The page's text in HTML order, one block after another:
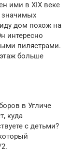
ими в XIX веке
значимых
дом похож на
интересно
пилястрами.
больше
в Угличе
куда
с детьми?